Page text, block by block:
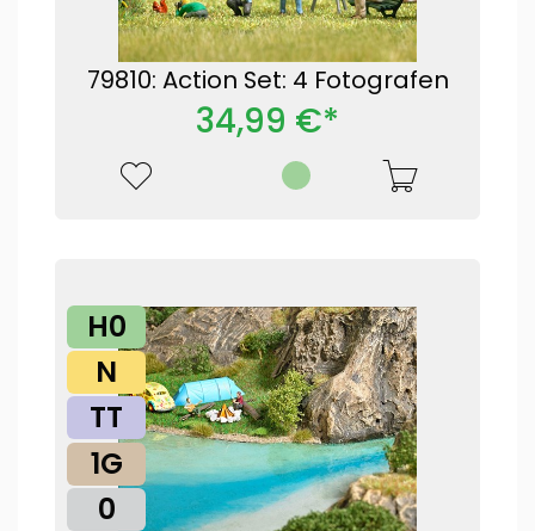
79810: Action Set: 4 Fotografen
34,99 €*
H0
N
TT
1G
0